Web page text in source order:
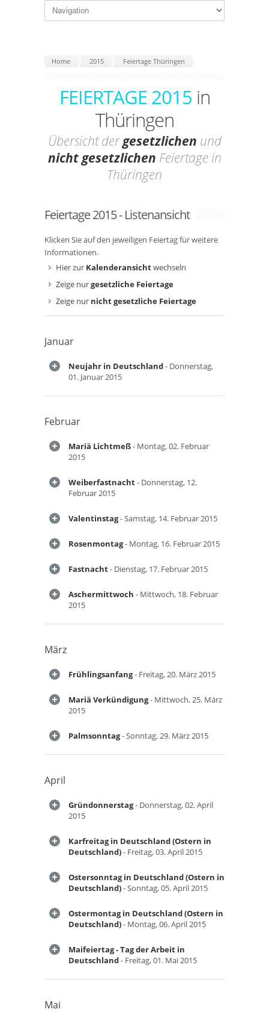
Home 2015 Feiertage Thüringen
FEIERTAGE 2015 in
Thüringen
Übersicht dergesetzlichen und
nicht gesetzlichen Feiertage in
Thüringen
Feiertage 2015 - Listenansicht
Klicken Sie auf den jeweiligen Feiertag für weitere
Informationen.
Hier zur Kalenderansichtwechseln
Zeige nurgesetzliche Feiertage
Zeige nur nicht gesetzliche Feiertage
Januar
Neujahr in Deutschland- Donnerstag,
01. Januar 2015
Februar
Mariä Lichtmeß- Montag, 02. Februar
2015
Weiberfastnacht- Donnerstag, 12.
Februar 2015
Valentinstag- Samstag, 14. Februar 2015
Rosenmontag- Montag, 16. Februar 2015
Fastnacht- Dienstag, 17. Februar 2015
Aschermittwoch - Mittwoch, 18. Februar
2015
März
Frühlingsanfang- Freitag, 20. März 2015
Mariä Verkündigung- Mittwoch, 25. März
2015
Palmsonntag- Sonntag, 29. März 2015
April
Gründonnerstag- Donnerstag, 02. April
2015
Karfreitag in Deutschland (Ostern in
Deutschland)- Freitag, 03. April 2015
Ostersonntag in Deutschland (Ostern in
Deutschland)- Sonntag, 05. April 2015
Ostermontag in Deutschland (Ostern in
Deutschland)- Montag, 06. April 2015
Maifeiertag - Tag der Arbeit in
Deutschland- Freitag, 01. Mai 2015
Mai